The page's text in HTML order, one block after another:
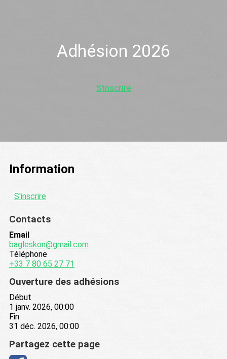
Adhésion 2026
S'inscrire
Information
S'inscrire
Contacts
Email
bagleskon@gmail.com
Téléphone
+33 7 80 65 27 71
Ouverture des adhésions
Début
1 janv. 2026, 00:00
Fin
31 déc. 2026, 00:00
Partagez cette page